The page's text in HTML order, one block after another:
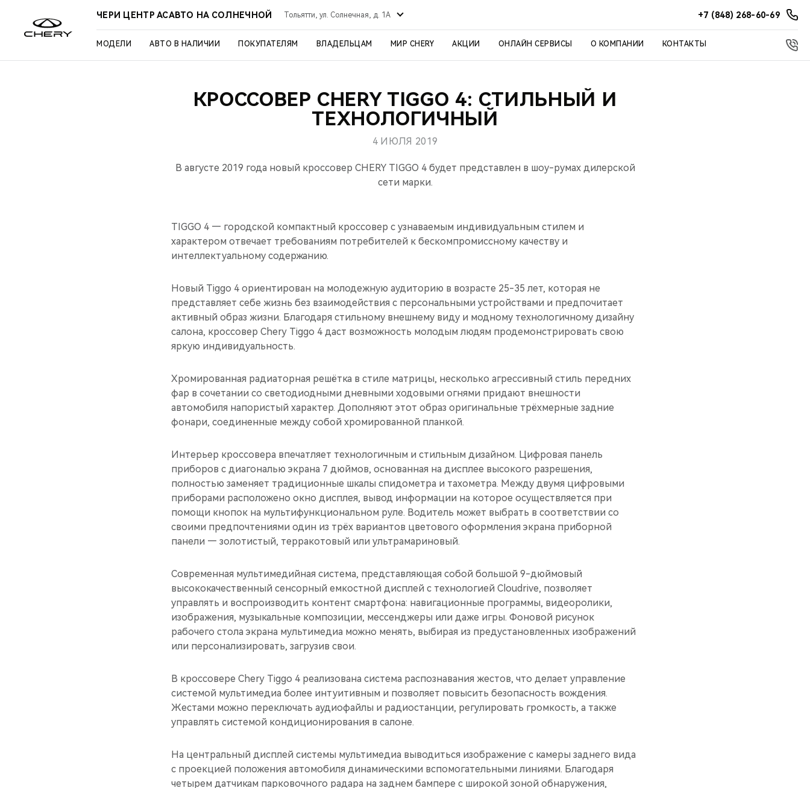
ЧЕРИ ЦЕНТР АСАВТО НА СОЛНЕЧНОЙ Тольятти, ул. Солнечная, д. 1А +7 (848) 268-60-69
МОДЕЛИ АВТО В НАЛИЧИИ ПОКУПАТЕЛЯМ ВЛАДЕЛЬЦАМ МИР CHERY АКЦИИ ОНЛАЙН СЕРВИСЫ О КОМПАНИИ КОНТАКТЫ
КРОССОВЕР CHERY TIGGO 4: СТИЛЬНЫЙ И
ТЕХНОЛОГИЧНЫЙ
4 ИЮЛЯ 2019
В августе 2019 года новый кроссовер CHERY TIGGO 4 будет представлен в шоу-румах дилерской
сети марки.
TIGGO 4 — городской компактный кроссовер с узнаваемым индивидуальным стилем и
характером отвечает требованиям потребителей к бескомпромиссному качеству и
интеллектуальному содержанию.
Новый Tiggo 4 ориентирован на молодежную аудиторию в возрасте 25-35 лет, которая не
представляет себе жизнь без взаимодействия с персональными устройствами и предпочитает
активный образ жизни. Благодаря стильному внешнему виду и модному технологичному дизайну
салона, кроссовер Chery Tiggo 4 даст возможность молодым людям продемонстрировать свою
яркую индивидуальность.
Хромированная радиаторная решётка в стиле матрицы, несколько агрессивный стиль передних
фар в сочетании со светодиодными дневными ходовыми огнями придают внешности
автомобиля напористый характер. Дополняют этот образ оригинальные трёхмерные задние
фонари, соединенные между собой хромированной планкой.
Интерьер кроссовера впечатляет технологичным и стильным дизайном. Цифровая панель
приборов с диагональю экрана 7 дюймов, основанная на дисплее высокого разрешения,
полностью заменяет традиционные шкалы спидометра и тахометра. Между двумя цифровыми
приборами расположено окно дисплея, вывод информации на которое осуществляется при
помощи кнопок на мультифункциональном руле. Водитель может выбрать в соответствии со
своими предпочтениями один из трёх вариантов цветового оформления экрана приборной
панели — золотистый, терракотовый или ультрамариновый.
Современная мультимедийная система, представляющая собой большой 9-дюймовый
высококачественный сенсорный емкостной дисплей с технологией Cloudrive, позволяет
управлять и воспроизводить контент смартфона: навигационные программы, видеоролики,
изображения, музыкальные композиции, мессенджеры или даже игры. Фоновой рисунок
рабочего стола экрана мультимедиа можно менять, выбирая из предустановленных изображений
или персонализировать, загрузив свои.
В кроссовере Chery Tiggo 4 реализована система распознавания жестов, что делает управление
системой мультимедиа более интуитивным и позволяет повысить безопасность вождения.
Жестами можно переключать аудиофайлы и радиостанции, регулировать громкость, а также
управлять системой кондиционирования в салоне.
На центральный дисплей системы мультимедиа выводиться изображение с камеры заднего вида
с проекцией положения автомобиля динамическими вспомогательными линиями. Благодаря
четырем датчикам парковочного радара на заднем бампере с широкой зоной обнаружения,